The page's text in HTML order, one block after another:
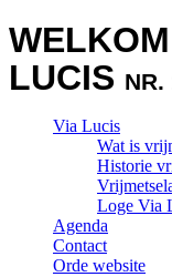
LUCIS NR.
Via Lucis
Wat is
Historie
Loge Via
Agenda
Contact
Orde website